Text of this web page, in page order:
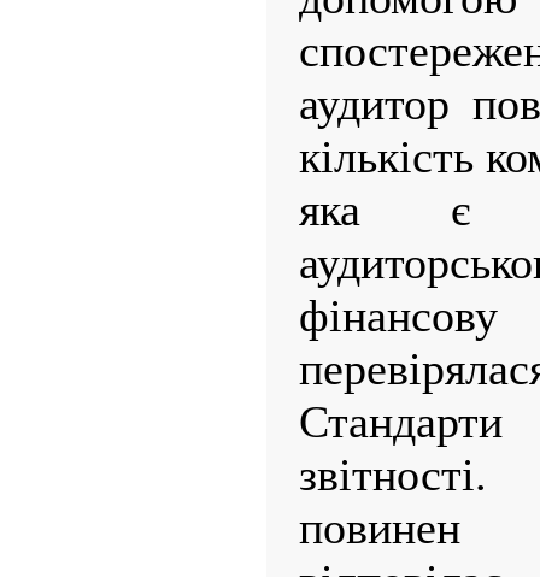
аудитор
кількість
яка є